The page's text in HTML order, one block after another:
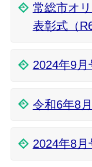
常総市オ
表彰式（
2024年9月
令和6年8
2024年8月